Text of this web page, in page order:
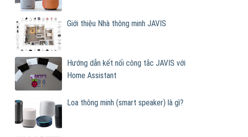
Giới thiệu Nhà thông minh JAVIS
Hướng dẫn kết nối công tắc JAVIS với
Home Assistant
Loa thông minh (smart speaker) là gì?